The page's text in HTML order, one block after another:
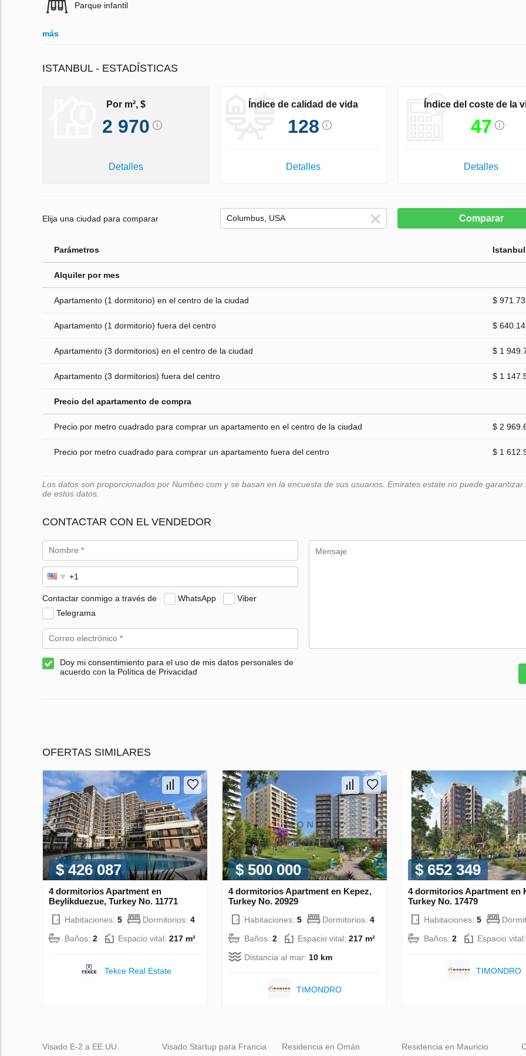
Parque infantil
más
ISTANBUL - ESTADÍSTICAS
Por m², $
2 970
Detalles
Índice de calidad de vida
128
Detalles
Índice del coste de la
47
Detalles
Elija una ciudad para comparar Comparar
Parámetros Istanbul
Alquiler por mes
Apartamento (1 dormitorio) en el centro de la ciudad $ 971.73
Apartamento (1 dormitorio) fuera del centro $ 640.14
Apartamento (3 dormitorios) en el centro de la ciudad $ 1
Apartamento (3 dormitorios) fuera del centro $ 1
Precio del apartamento de compra
Precio por metro cuadrado para comprar un apartamento en el centro de la ciudad $ 2
Precio por metro cuadrado para comprar un apartamento fuera del centro $ 1
Los datos son proporcionados por Numbeo.com y se basan en la encuesta de sus usuarios. Emirates.estate no puede garantizar
de estos datos.
CONTACTAR CON EL VENDEDOR
Contactar conmigo a través de WhatsApp
Viber
Telegrama
Doy mi consentimiento para el uso de mis datos personales de
acuerdo con la Política de Privacidad
OFERTAS SIMILARES
$ 426 087
4 dormitorios Apartment en
Beylikduezue, Turkey No. 11771
Habitaciones: 5 Dormitorios: 4
Baños: 2 Espacio vital: 217 m²
Tekce Real Estate
$ 500 000
4 dormitorios Apartment en Kepez,
Turkey No. 20929
Habitaciones: 5 Dormitorios: 4
Baños: 2 Espacio vital: 217 m²
Distancia al mar: 10 km
TIMONDRO
$ 652 349
4 dormitorios Apartment en
Turkey No. 17479
Habitaciones: 5
Baños: 2 Espacio
TIMONDRO
Visado E-2 a EE.UU. Visado Startup para Francia Residencia en Omán Residencia en Mauricio